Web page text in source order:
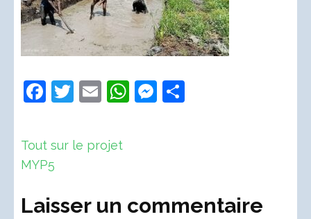
Facebook
Twitter
EmailWhatsApp
Messenger
Navigation
de
Tout sur le projet
MYP5
Laisser un commentaire